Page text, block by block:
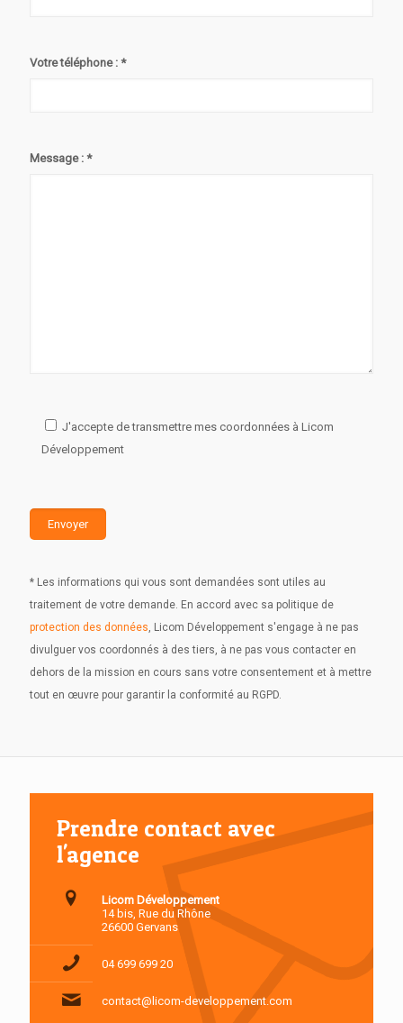
Votre téléphone : *
Message : *
J'accepte de transmettre mes coordonnées à Licom
Développement
* Les informations qui vous sont demandées sont utiles au
traitement de votre demande. En accord avec sa politique de
protection des données, Licom Développement s'engage à ne pas
divulguer vos coordonnés à des tiers, à ne pas vous contacter en
dehors de la mission en cours sans votre consentement et à mettre
tout en œuvre pour garantir la conformité au RGPD.
Prendre contact avec
l'agence
Licom Développement
14 bis, Rue du Rhône
26600 Gervans
04 699 699 20
contact@licom-developpement.com